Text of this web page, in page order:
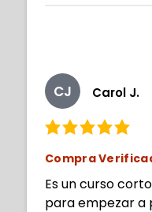
CJ Carol J.
Compra
Es un curso
para empezar a